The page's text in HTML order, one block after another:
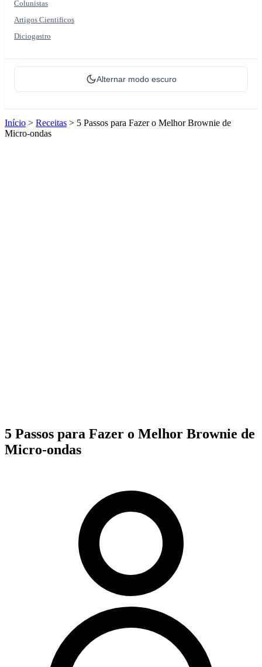
Colunistas
Artigos Cientificos
Diciogastro
Alternar modo escuro
Início > Receitas > 5 Passos para Fazer o Melhor Brownie de
Micro-ondas
5 Passos para Fazer o Melhor Brownie de
Micro-ondas